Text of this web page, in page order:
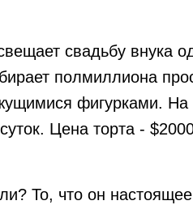
свадьбу внука
полмиллиона
фигурками. На
Цена торта -
То, что он